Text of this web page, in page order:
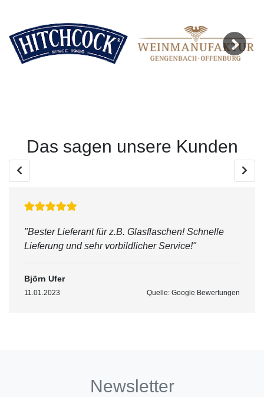
Das sagen unsere Kunden
"Bester Lieferant für z.B. Glasflaschen! Schnelle
Lieferung und sehr vorbildlicher Service!"
Björn Ufer
11.01.2023 Quelle: Google Bewertungen
Newsletter